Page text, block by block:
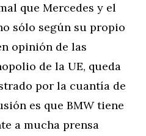
que Mercedes y el
sólo según su propio
opinión de las
de la UE, queda
por la cuantía de
es que BMW tiene
a mucha prensa